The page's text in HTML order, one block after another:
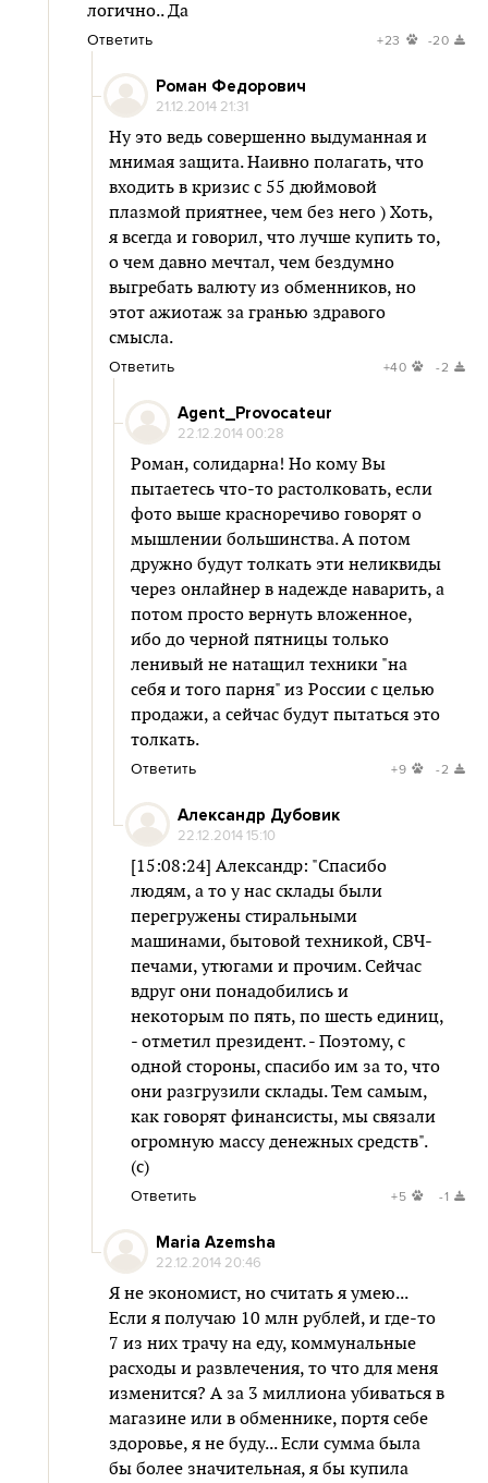
логично.. Да
Ответить +23 -20
Роман Федорович
21.12.2014 21:31
Ну это ведь совершенно выдуманная и
мнимая защита. Наивно полагать, что
входить в кризис с 55 дюймовой
плазмой приятнее, чем без него ) Хоть,
я всегда и говорил, что лучше купить то,
о чем давно мечтал, чем бездумно
выгребать валюту из обменников, но
этот ажиотаж за гранью здравого
смысла.
Ответить +40 -2
Agent_Provocateur
22.12.2014 00:28
Роман, солидарна! Но кому Вы
пытаетесь что-то растолковать, если
фото выше красноречиво говорят о
мышлении большинства. А потом
дружно будут толкать эти неликвиды
через онлайнер в надежде наварить, а
потом просто вернуть вложенное,
ибо до черной пятницы только
ленивый не натащил техники "на
себя и того парня" из России с целью
продажи, а сейчас будут пытаться это
толкать.
Ответить +9 -2
Александр Дубовик
22.12.2014 15:10
[15:08:24] Александр: "Спасибо
людям, а то у нас склады были
перегружены стиральными
машинами, бытовой техникой, СВЧ-
печами, утюгами и прочим. Сейчас
вдруг они понадобились и
некоторым по пять, по шесть единиц,
- отметил президент. - Поэтому, с
одной стороны, спасибо им за то, что
они разгрузили склады. Тем самым,
как говорят финансисты, мы связали
огромную массу денежных средств".
(с)
Ответить +5 -1
Maria Azemsha
22.12.2014 20:46
Я не экономист, но считать я умею...
Если я получаю 10 млн рублей, и где-то
7 из них трачу на еду, коммунальные
расходы и развлечения, то что для меня
изменится? А за 3 миллиона убиваться в
магазине или в обменнике, портя себе
здоровье, я не буду... Если сумма была
бы более значительная, я бы купила